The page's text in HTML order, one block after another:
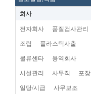
회사
전자회사 품질검사관리
조립 플라스틱사출
물류센타 용역회사
시설관리 사무직 포장
일당/시급 사무보조